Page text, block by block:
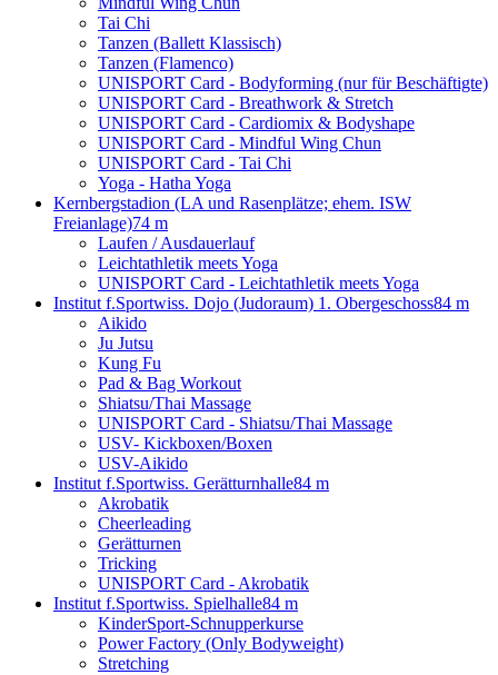
Tai Chi
Tanzen (Ballett Klassisch)
Tanzen (Flamenco)
UNISPORT Card - Bodyforming (nur für Beschäftigte)
UNISPORT Card - Breathwork & Stretch
UNISPORT Card - Cardiomix & Bodyshape
UNISPORT Card - Mindful Wing Chun
UNISPORT Card - Tai Chi
Yoga - Hatha Yoga
Kernbergstadion (LA und Rasenplätze; ehem. ISW
Freianlage)74 m
Laufen / Ausdauerlauf
Leichtathletik meets Yoga
UNISPORT Card - Leichtathletik meets Yoga
Institut f.Sportwiss. Dojo (Judoraum) 1. Obergeschoss84 m
Aikido
Ju Jutsu
Kung Fu
Pad & Bag Workout
Shiatsu/Thai Massage
UNISPORT Card - Shiatsu/Thai Massage
USV- Kickboxen/Boxen
USV-Aikido
Institut f.Sportwiss. Gerätturnhalle84 m
Akrobatik
Cheerleading
Gerätturnen
Tricking
UNISPORT Card - Akrobatik
Institut f.Sportwiss. Spielhalle84 m
KinderSport-Schnupperkurse
Power Factory (Only Bodyweight)
Stretching